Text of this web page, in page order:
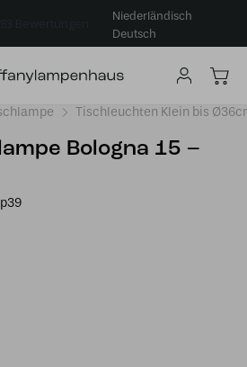
Niederländisch
Deutsch
Tischleuchten Klein bis
Bologna 15 –